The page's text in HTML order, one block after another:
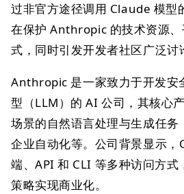
过非官方途径调用 Claude 模型
在保护 Anthropic 的技术资源
式，同时引发开发者社区广泛讨
Anthropic 是一家致力于开发安
型（LLM）的 AI 公司，其核心
场景的自然语言处理与生成任务
企业自动化等。公司背景显示
端、API 和 CLI 等多种访问方式
策略实现商业化。